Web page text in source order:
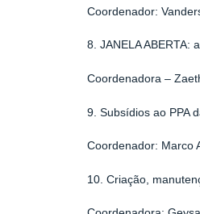
Coordenador:
8. JANELA ABERTA:
Coordenadora –
9. Subsídios ao PPA
Coordenador: Marco
10. Criação,